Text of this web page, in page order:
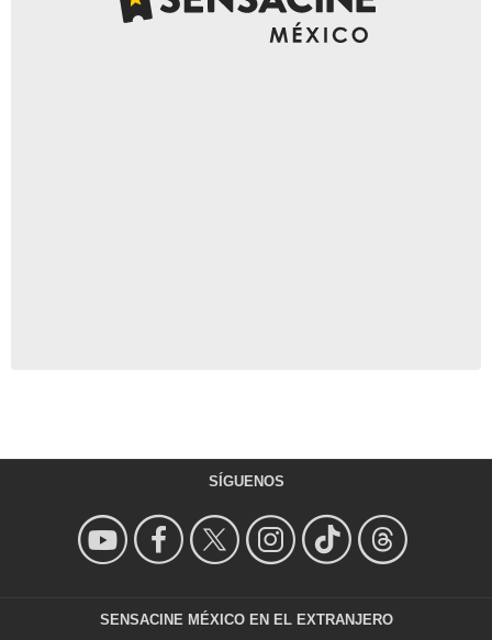
SÍGUENOS
SENSACINE MÉXICO EN EL EXTRANJERO